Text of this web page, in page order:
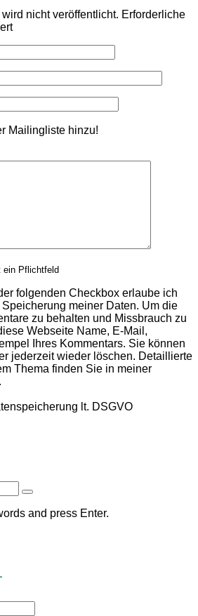
nicht veröffentlicht. Erforderliche
Mailingliste hinzu!
ein Pflichtfeld
folgenden Checkbox erlaube ich
meiner Daten. Um die
zu behalten und Missbrauch zu
Webseite Name, E-Mail,
Ihres Kommentars. Sie können
jederzeit wieder löschen. Detaillierte
Thema finden Sie in meiner
.
lt. DSGVO
and press Enter.